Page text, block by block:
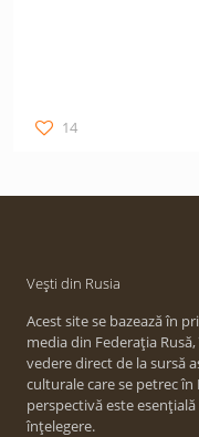
14
Vești din Rusia
Acest site se bazează în
media din Federația
vedere direct de la sursă
culturale care se petrec în
perspectivă este
înțelegere.